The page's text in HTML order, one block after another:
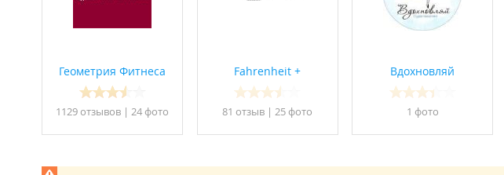
Геометрия Фитнеса
1129 отзывов | 24 фото
Fahrenheit +
81 отзыв | 25 фото
Вдохновляй
1 фото